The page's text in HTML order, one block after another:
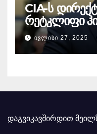
CIA-ს
რეტკლიფი
წინააღმდეგ
დევნაზე
ᲘᲕᲚᲘᲡᲘ 27, 2025
დაგვიკავშირდით